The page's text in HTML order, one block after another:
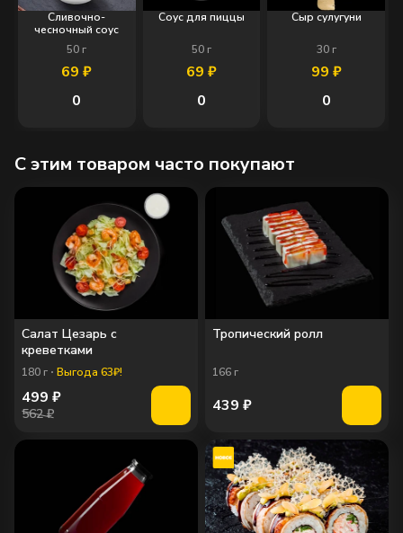
Сливочно-
чесночный соус
50 г
69₽
0
Соус для пиццы
50г
69 ₽
0
Сыр сулугуни
30г
99 ₽
0
C этим товаром часто покупают
Салат Цезарь с
креветками
180 г Выгода 63₽!
499 ₽
562 ₽
Тропический ролл
166 г
439 ₽